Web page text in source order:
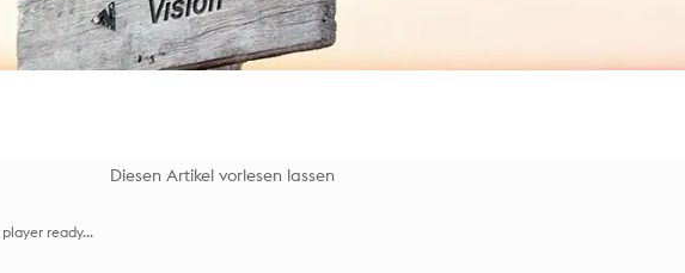
Diesen Artikel vorlesen lassen
player ready...